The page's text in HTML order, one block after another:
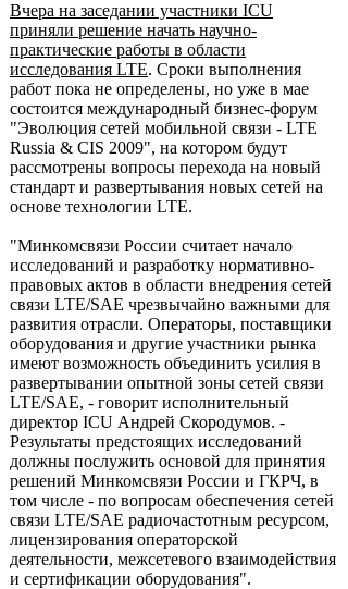
Вчера на заседании участники ICU
приняли решение начать научно-
практические работы в области
исследования LTE. Сроки выполнения
работ пока не определены, но уже в мае
состоится международный бизнес-форум
"Эволюция сетей мобильной связи - LTE
Russia & CIS 2009", на котором будут
рассмотрены вопросы перехода на новый
стандарт и развертывания новых сетей на
основе технологии LTE.
"Минкомсвязи России считает начало
исследований и разработку нормативно-
правовых актов в области внедрения сетей
связи LTE/SAE чрезвычайно важными для
развития отрасли. Операторы, поставщики
оборудования и другие участники рынка
имеют возможность объединить усилия в
развертывании опытной зоны сетей связи
LTE/SAE, - говорит исполнительный
директор ICU Андрей Скородумов. -
Результаты предстоящих исследований
должны послужить основой для принятия
решений Минкомсвязи России и ГКРЧ, в
том числе - по вопросам обеспечения сетей
связи LTE/SAE радиочастотным ресурсом,
лицензирования операторской
деятельности, межсетевого взаимодействия
и сертификации оборудования".